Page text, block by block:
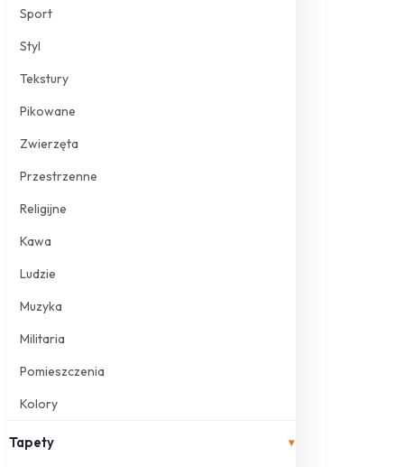
Sport
Styl
Tekstury
Pikowane
Zwierzęta
Przestrzenne
Religijne
Kawa
Ludzie
Muzyka
Militaria
Pomieszczenia
Kolory
Tapety ▾